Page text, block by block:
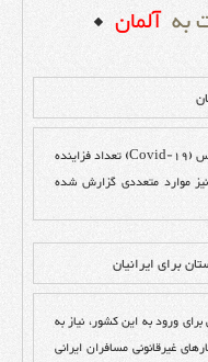
بهآلمان
در چین و سایر کشورها به دلیل شیوع کروناویروس (Covid-19) تعداد فزاینده
موارد متعددی گزارش شده
برای ایرانیان
ورود به این کشور، نیاز به
غیرقانونی مسافران ایرانی